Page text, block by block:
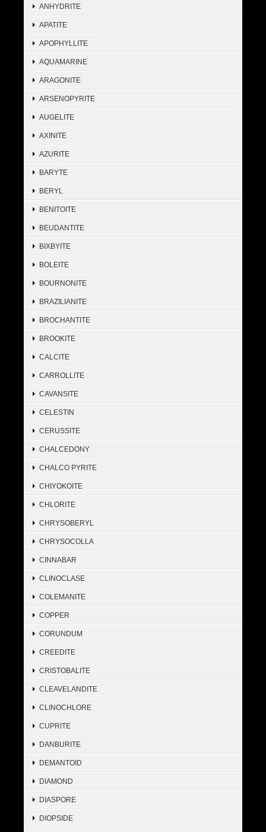
ANHYDRITE
APATITE
APOPHYLLITE
AQUAMARINE
ARAGONITE
ARSENOPYRITE
AUGELITE
AXINITE
AZURITE
BARYTE
BERYL
BENITOITE
BEUDANTITE
BIXBYITE
BOLEITE
BOURNONITE
BRAZILIANITE
BROCHANTITE
BROOKITE
CALCITE
CARROLLITE
CAVANSITE
CELESTIN
CERUSSITE
CHALCEDONY
CHALCO PYRITE
CHIYOKOITE
CHLORITE
CHRYSOBERYL
CHRYSOCOLLA
CINNABAR
CLINOCLASE
COLEMANITE
COPPER
CORUNDUM
CREEDITE
CRISTOBALITE
CLEAVELANDITE
CLINOCHLORE
CUPRITE
DANBURITE
DEMANTOID
DIAMOND
DIASPORE
DIOPSIDE